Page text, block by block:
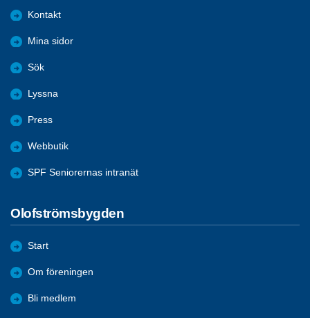
Kontakt
Mina sidor
Sök
Lyssna
Press
Webbutik
SPF Seniorernas intranät
Olofströmsbygden
Start
Om föreningen
Bli medlem